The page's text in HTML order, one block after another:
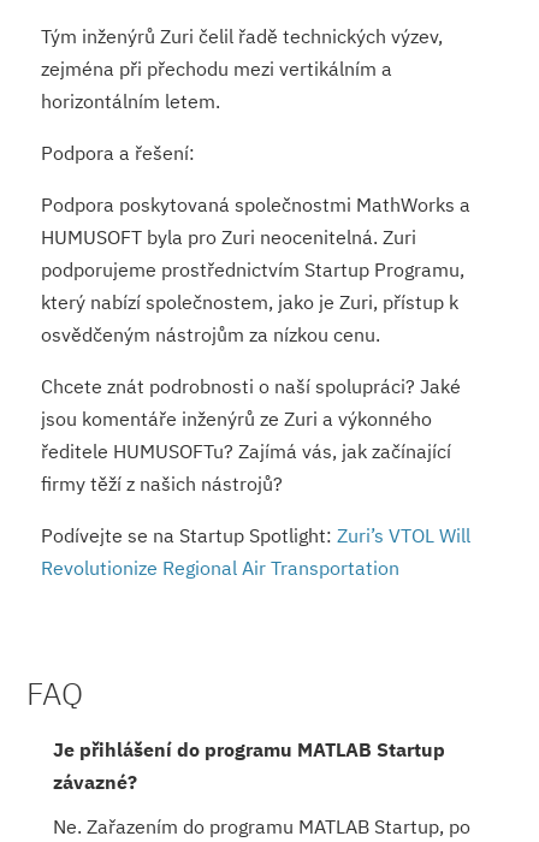
Tým inženýrů Zuri čelil řadě technických výzev,
zejména při přechodu mezi vertikálním a
horizontálním letem.
Podpora a řešení:
Podpora poskytovaná společnostmi MathWorks a
HUMUSOFT byla pro Zuri neocenitelná. Zuri
podporujeme prostřednictvím Startup Programu,
který nabízí společnostem, jako je Zuri, přístup k
osvědčeným nástrojům za nízkou cenu.
Chcete znát podrobnosti o naší spolupráci? Jaké
jsou komentáře inženýrů ze Zuri a výkonného
ředitele HUMUSOFTu? Zajímá vás, jak začínající
firmy těží z našich nástrojů?
Podívejte se na Startup Spotlight:Zuri’s VTOL Will
Revolutionize Regional Air Transportation
FAQ
Je přihlášení do programu MATLAB Startup
závazné?
Ne. Zařazením do programu MATLAB Startup, po